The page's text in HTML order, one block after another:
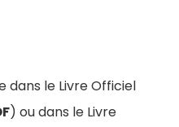
le Livre Officiel
) ou dans le Livre